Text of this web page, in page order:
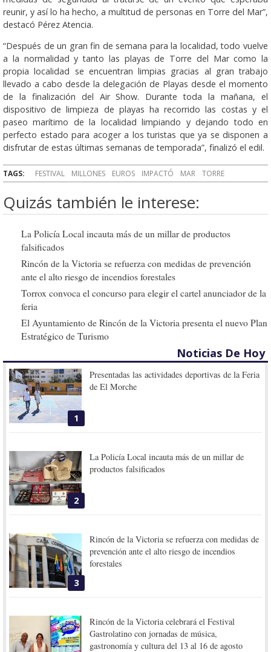
reunir, y así lo ha hecho, a multitud de personas en Torre del Mar”,
destacó Pérez Atencia.
“Después de un gran fin de semana para la localidad, todo vuelve
a la normalidad y tanto las playas de Torre del Mar como la
propia localidad se encuentran limpias gracias al gran trabajo
llevado a cabo desde la delegación de Playas desde el momento
de la finalización del Air Show. Durante toda la mañana, el
dispositivo de limpieza de playas ha recorrido las costas y el
paseo marítimo de la localidad limpiando y dejando todo en
perfecto estado para acoger a los turistas que ya se disponen a
disfrutar de estas últimas semanas de temporada”, finalizó el edil.
TAGS: FESTIVAL MILLONES EUROS IMPACTÓ MAR TORRE
Quizás también le interese:
La Policía Local incauta más de un millar de productos
falsificados
Rincón de la Victoria se refuerza con medidas de prevención
ante el alto riesgo de incendios forestales
Torrox convoca el concurso para elegir el cartel anunciador de la
feria
El Ayuntamiento de Rincón de la Victoria presenta el nuevo Plan
Estratégico de Turismo
Noticias De Hoy
1
Presentadas las actividades deportivas de la Feria
de El Morche
2
La Policía Local incauta más de un millar de
productos falsificados
3
Rincón de la Victoria se refuerza con medidas de
prevención ante el alto riesgo de incendios
forestales
Rincón de la Victoria celebrará el Festival
Gastrolatino con jornadas de música,
gastronomía y cultura del 13 al 16 de agosto